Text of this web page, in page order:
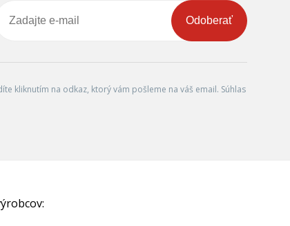
Odoberať
kliknutím na odkaz, ktorý vám pošleme na váš email. Súhlas